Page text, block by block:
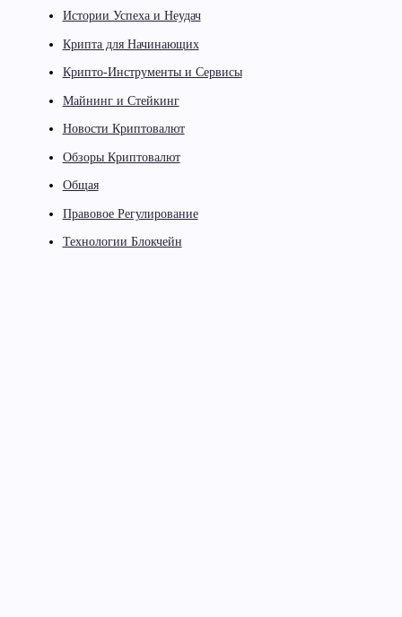
Истории Успеха и Неудач
Крипта для Начинающих
Крипто-Инструменты и Сервисы
Майнинг и Стейкинг
Новости Криптовалют
Обзоры Криптовалют
Общая
Правовое Регулирование
Технологии Блокчейн